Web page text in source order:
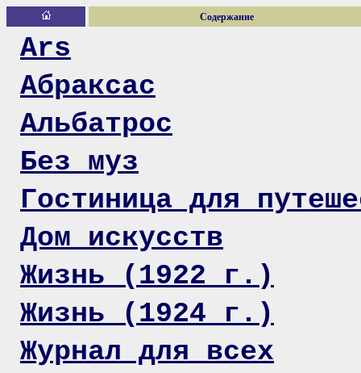
Содержание
Ars
Абраксас
Альбатрос
Без муз
Гостиница для
Дом искусств
Жизнь (1922 г.)
Жизнь (1924 г.)
Журнал для всех